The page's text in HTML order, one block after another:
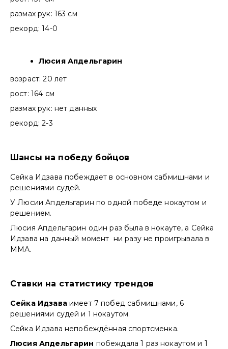
размах рук: 163 см
рекорд: 14-0
Люсия Апдельгарин
возраст: 20 лет
рост: 164 см
размах рук: нет данных
рекорд: 2-3
Шансы на победу бойцов
Сейка Идзава побеждает в основном сабмишнами и
решениями судей.
У Люсии Апдельгарин по одной победе нокаутом и
решением.
Люсия Апдельгарин один раз была в нокауте, а Сейка
Идзава на данный момент ни разу не проигрывала в
ММА.
Ставки на статистику трендов
Сейка Идзава имеет 7 побед сабмишнами, 6
решениями судей и 1 нокаутом.
Сейка Идзава непобеждённая спортсменка.
Люсия Апдельгарин побеждала 1 раз нокаутом и 1